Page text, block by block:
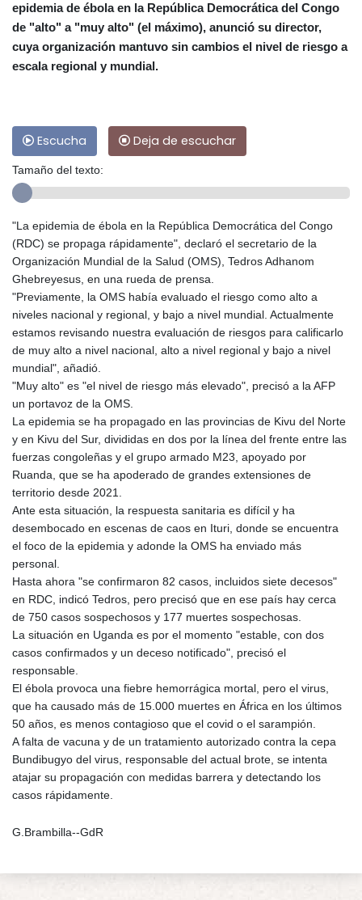
epidemia de ébola en la República Democrática del Congo
de "alto" a "muy alto" (el máximo), anunció su director,
cuya organización mantuvo sin cambios el nivel de riesgo a
escala regional y mundial.
Escucha Deja de escuchar
Tamaño del texto:
"La epidemia de ébola en la República Democrática del Congo
(RDC) se propaga rápidamente", declaró el secretario de la
Organización Mundial de la Salud (OMS), Tedros Adhanom
Ghebreyesus, en una rueda de prensa.
"Previamente, la OMS había evaluado el riesgo como alto a
niveles nacional y regional, y bajo a nivel mundial. Actualmente
estamos revisando nuestra evaluación de riesgos para calificarlo
de muy alto a nivel nacional, alto a nivel regional y bajo a nivel
mundial", añadió.
"Muy alto" es "el nivel de riesgo más elevado", precisó a la AFP
un portavoz de la OMS.
La epidemia se ha propagado en las provincias de Kivu del Norte
y en Kivu del Sur, divididas en dos por la línea del frente entre las
fuerzas congoleñas y el grupo armado M23, apoyado por
Ruanda, que se ha apoderado de grandes extensiones de
territorio desde 2021.
Ante esta situación, la respuesta sanitaria es difícil y ha
desembocado en escenas de caos en Ituri, donde se encuentra
el foco de la epidemia y adonde la OMS ha enviado más
personal.
Hasta ahora "se confirmaron 82 casos, incluidos siete decesos"
en RDC, indicó Tedros, pero precisó que en ese país hay cerca
de 750 casos sospechosos y 177 muertes sospechosas.
La situación en Uganda es por el momento "estable, con dos
casos confirmados y un deceso notificado", precisó el
responsable.
El ébola provoca una fiebre hemorrágica mortal, pero el virus,
que ha causado más de 15.000 muertes en África en los últimos
50 años, es menos contagioso que el covid o el sarampión.
A falta de vacuna y de un tratamiento autorizado contra la cepa
Bundibugyo del virus, responsable del actual brote, se intenta
atajar su propagación con medidas barrera y detectando los
casos rápidamente.
G.Brambilla--GdR